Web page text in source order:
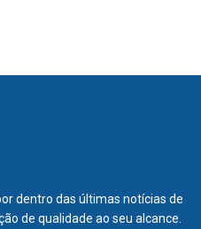
dentro das últimas notícias de
de qualidade ao seu alcance.